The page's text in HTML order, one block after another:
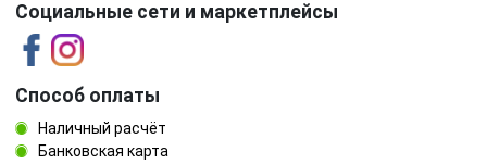
Социальные сети и маркетплейсы
Способ оплаты
Наличный расчёт
Банковская карта